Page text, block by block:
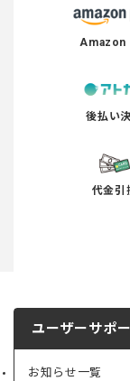
Amazon
後払い
代金引
ユーザーサポ
お知らせ一覧